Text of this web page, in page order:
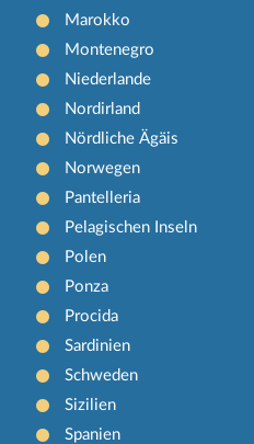
Marokko
Montenegro
Niederlande
Nordirland
Nördliche Ägäis
Norwegen
Pantelleria
Pelagischen Inseln
Polen
Ponza
Procida
Sardinien
Schweden
Sizilien
Spanien